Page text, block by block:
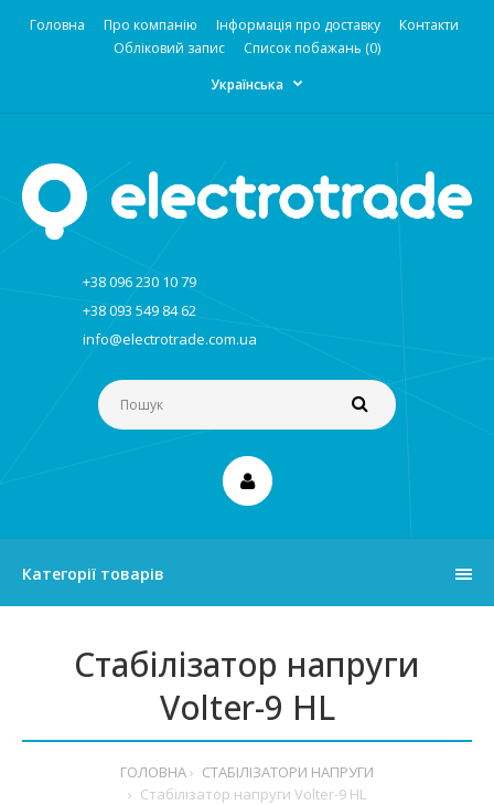
Головна Про компанію Інформація про доставку
Контакти
Обліковий запис
Список побажань (0)
Українська
+38 096 230 10 79
+38 093 549 84 62
info@electrotrade.com.ua
Категорії товарів
Стабілізатор напруги
Volter-9 HL
ГОЛОВНА
СТАБІЛІЗАТОРИ НАПРУГИ
Стабілізатор напруги Volter-9 HL